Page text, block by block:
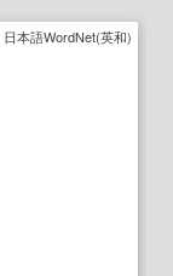
日本語WordNet(英和)